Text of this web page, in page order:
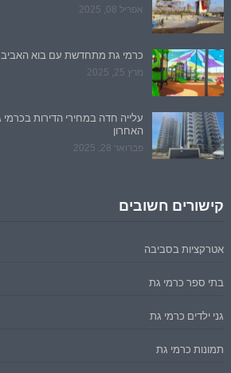
אפריל 08, 2025
כרמי גת מתחדשת עם בוא האביב
מרץ 25, 2025
האחרון
פברואר 28, 2025
קישורים חשובים
אטרקציות בסביבה
בתי ספר כרמי גת
גני ילדים כרמי גת
תמונות כרמי גת